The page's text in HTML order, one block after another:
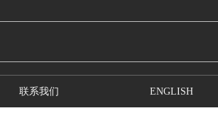
联系我们 ENGLISH